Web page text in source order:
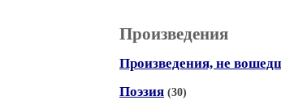
Произведения
Произведения, не
Поэзия (30)